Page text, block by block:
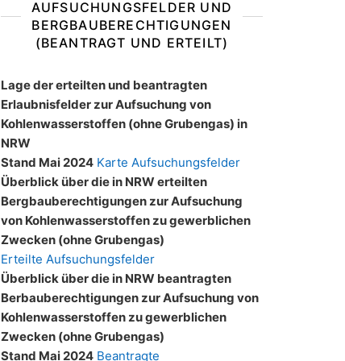
AUFSUCHUNGSFELDER UND
BERGBAUBERECHTIGUNGEN
(BEANTRAGT UND ERTEILT)
Lage der erteilten und beantragten
Erlaubnisfelder zur Aufsuchung von
Kohlenwasserstoffen (ohne Grubengas) in
NRW
Stand Mai 2024 Karte Aufsuchungsfelder
Überblick über die in NRW erteilten
Bergbauberechtigungen zur Aufsuchung
von Kohlenwasserstoffen zu gewerblichen
Zwecken (ohne Grubengas)
Erteilte Aufsuchungsfelder
Überblick über die in NRW beantragten
Berbauberechtigungen zur Aufsuchung von
Kohlenwasserstoffen zu gewerblichen
Zwecken (ohne Grubengas)
Stand Mai 2024 Beantragte